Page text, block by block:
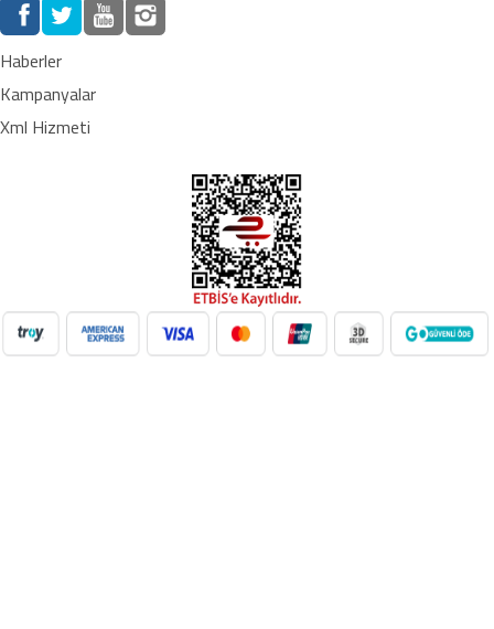
Haberler
Kampanyalar
Xml Hizmeti